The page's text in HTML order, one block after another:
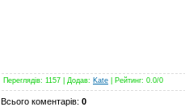
Переглядів: 1157 | Додав: Kate Рейтинг: 0.0/0
Всього коментарів: 0